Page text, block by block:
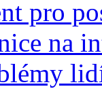
pro
na